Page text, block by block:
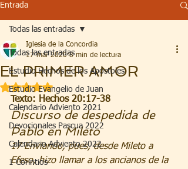
Entrada
Todas las entradas
Estudio Hechos de los Apóstoles
Estudio Evangelio de Juan
Calendario Adviento 2021
Devocionales Pascua 2022
Calendario Adviento 2022
1 Corintios
Todas las entradas
EL PRIMER AMOR
Iglesia de la Concordia
17 mar 2020 8 min de lectura
Obtuvo NaN de 5 estrellas.
Texto: Hechos 20:17-38
Discurso de despedida de
Pablo en Mileto
17 Enviando, pues, desde Mileto a
Efeso, hizo llamar a los ancianos de la